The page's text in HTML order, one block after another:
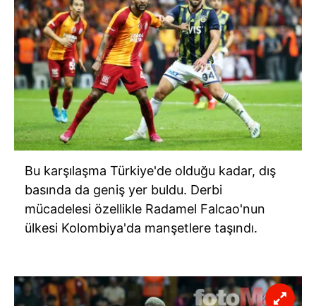
Bu karşılaşma Türkiye'de olduğu kadar, dış
basında da geniş yer buldu. Derbi
mücadelesi özellikle Radamel Falcao'nun
ülkesi Kolombiya'da manşetlere taşındı.